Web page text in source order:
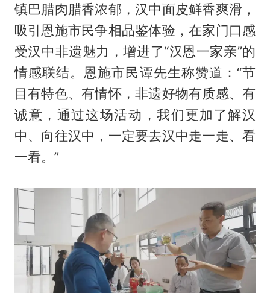
镇巴腊肉腊香浓郁，汉中面皮鲜香爽滑，
吸引恩施市民争相品鉴体验，在家门口感
受汉中非遗魅力，增进了“汉恩一家亲”的
情感联结。恩施市民谭先生称赞道：“节
目有特色、有情怀，非遗好物有质感、有
诚意，通过这场活动，我们更加了解汉
中、向往汉中，一定要去汉中走一走、看
一看。”